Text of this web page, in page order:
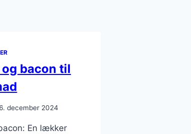
bacon til
december 2024
En lækker